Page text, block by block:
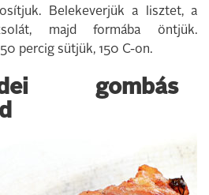
Belekeverjük a lisztet, a
majd formába öntjük.
percig sütjük, 150 C-on.
gombás